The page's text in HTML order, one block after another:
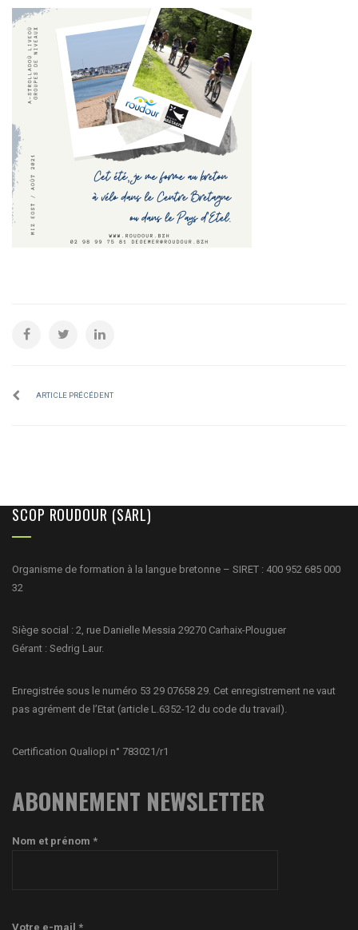
ARTICLE PRÉCÉDENT
SCOP ROUDOUR (SARL)
Organisme de formation à la langue bretonne – SIRET : 400 952 685 000
32
Siège social : 2, rue Danielle Messia 29270 Carhaix-Plouguer
Gérant : Sedrig Laur.
Enregistrée sous le numéro 53 29 07658 29. Cet enregistrement ne vaut
pas agrément de l’Etat (article L.6352-12 du code du travail).
Certification Qualiopi n° 783021/r1
ABONNEMENT NEWSLETTER
Nom et prénom *
Votre e-mail *